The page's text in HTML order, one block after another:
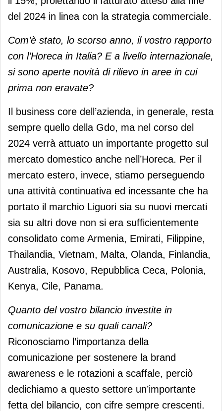
del 2024 in linea con la strategia commerciale.
Com’è stato, lo scorso anno, il vostro rapporto
con l’Horeca in Italia? E a livello internazionale,
si sono aperte novità di rilievo in aree in cui
prima non eravate?
Il business core dell’azienda, in generale, resta
sempre quello della Gdo, ma nel corso del
2024 verrà attuato un importante progetto sul
mercato domestico anche nell’Horeca. Per il
mercato estero, invece, stiamo perseguendo
una attività continuativa ed incessante che ha
portato il marchio Liguori sia su nuovi mercati
sia su altri dove non si era sufficientemente
consolidato come Armenia, Emirati, Filippine,
Thailandia, Vietnam, Malta, Olanda, Finlandia,
Australia, Kosovo, Repubblica Ceca, Polonia,
Kenya, Cile, Panama.
Quanto del vostro bilancio investite in
comunicazione e su quali canali?
Riconosciamo l’importanza della
comunicazione per sostenere la brand
awareness e le rotazioni a scaffale, perciò
dedichiamo a questo settore un’importante
fetta del bilancio, con cifre sempre crescenti.